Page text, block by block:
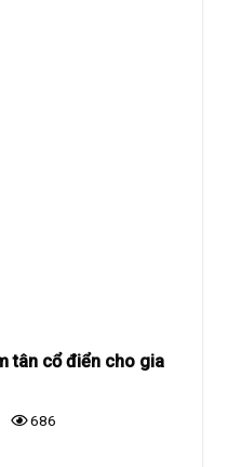
tân cổ điển cho gia
686